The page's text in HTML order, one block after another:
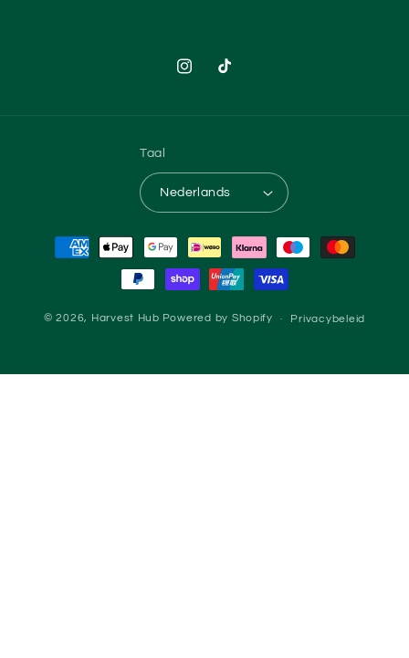
Instagram
TikTok
Taal
Nederlands
Betaalmethoden
© 2026, Harvest Hub Powered by Shopify Privacybeleid